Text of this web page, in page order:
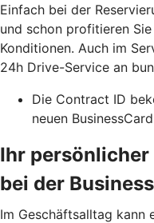
Einfach bei der
und schon profitieren
Konditionen. Auch im
24h Drive-Service an
Die Contract ID
neuen
Ihr
bei der
Im Geschäftsalltag kann